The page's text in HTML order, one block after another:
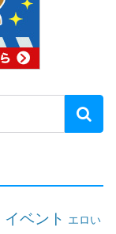
イベント エロい